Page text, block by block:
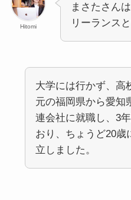
Hitomi
まさたさん
リーランス
大学には行かず、高
元の福岡県から愛知
連会社に就職し、3
おり、ちょうど20歳
立しました。